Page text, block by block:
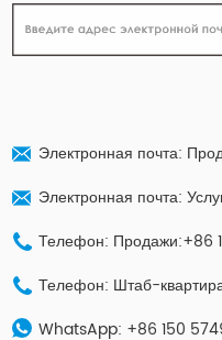
Электронная почта:
Электронная почта:
Телефон: Продажи:+86
Телефон: Штаб-
WhatsApp: +86 150